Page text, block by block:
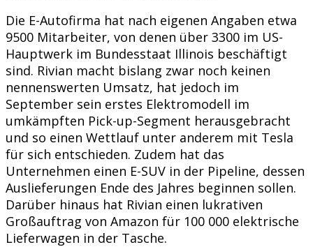
Die E-Autofirma hat nach eigenen Angaben etwa
9500 Mitarbeiter, von denen über 3300 im US-
Hauptwerk im Bundesstaat Illinois beschäftigt
sind. Rivian macht bislang zwar noch keinen
nennenswerten Umsatz, hat jedoch im
September sein erstes Elektromodell im
umkämpften Pick-up-Segment herausgebracht
und so einen Wettlauf unter anderem mit Tesla
für sich entschieden. Zudem hat das
Unternehmen einen E-SUV in der Pipeline, dessen
Auslieferungen Ende des Jahres beginnen sollen.
Darüber hinaus hat Rivian einen lukrativen
Großauftrag von Amazon für 100 000 elektrische
Lieferwagen in der Tasche.